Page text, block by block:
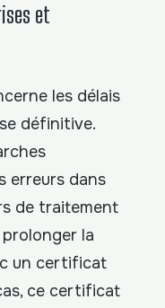
et
les délais
définitive.
erreurs dans
de traitement
prolonger la
un certificat
ce certificat